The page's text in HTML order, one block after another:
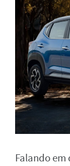
Falando